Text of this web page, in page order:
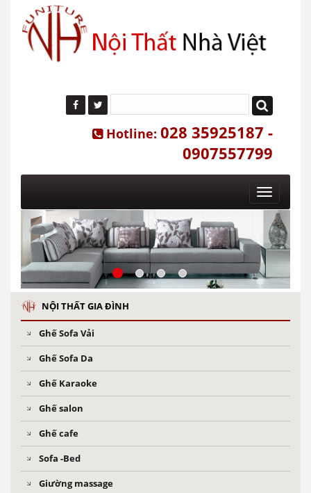
Hotline: 028 35925187 -
0907557799
Toggle
NỘI THẤT GIA ĐÌNH
Ghế Sofa Vải
Ghế Sofa Da
Ghế Karaoke
Ghế salon
Ghế cafe
Sofa -Bed
Giường massage